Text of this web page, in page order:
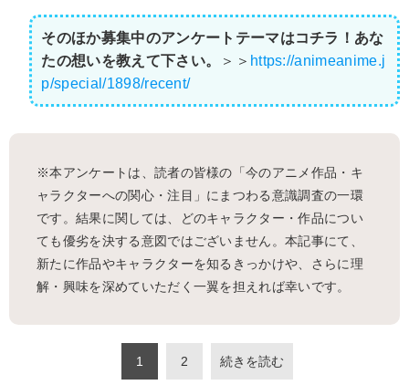
そのほか募集中のアンケートテーマはコチラ！あな
たの想いを教えて下さい。
＞＞ https://animeanime.j
p/special/1898/recent/
※本アンケートは、読者の皆様の「今のアニメ作品・キ
ャラクターへの関心・注目」にまつわる意識調査の一環
です。結果に関しては、どのキャラクター・作品につい
ても優劣を決する意図ではございません。本記事にて、
新たに作品やキャラクターを知るきっかけや、さらに理
解・興味を深めていただく一翼を担えれば幸いです。
1 2 続きを読む